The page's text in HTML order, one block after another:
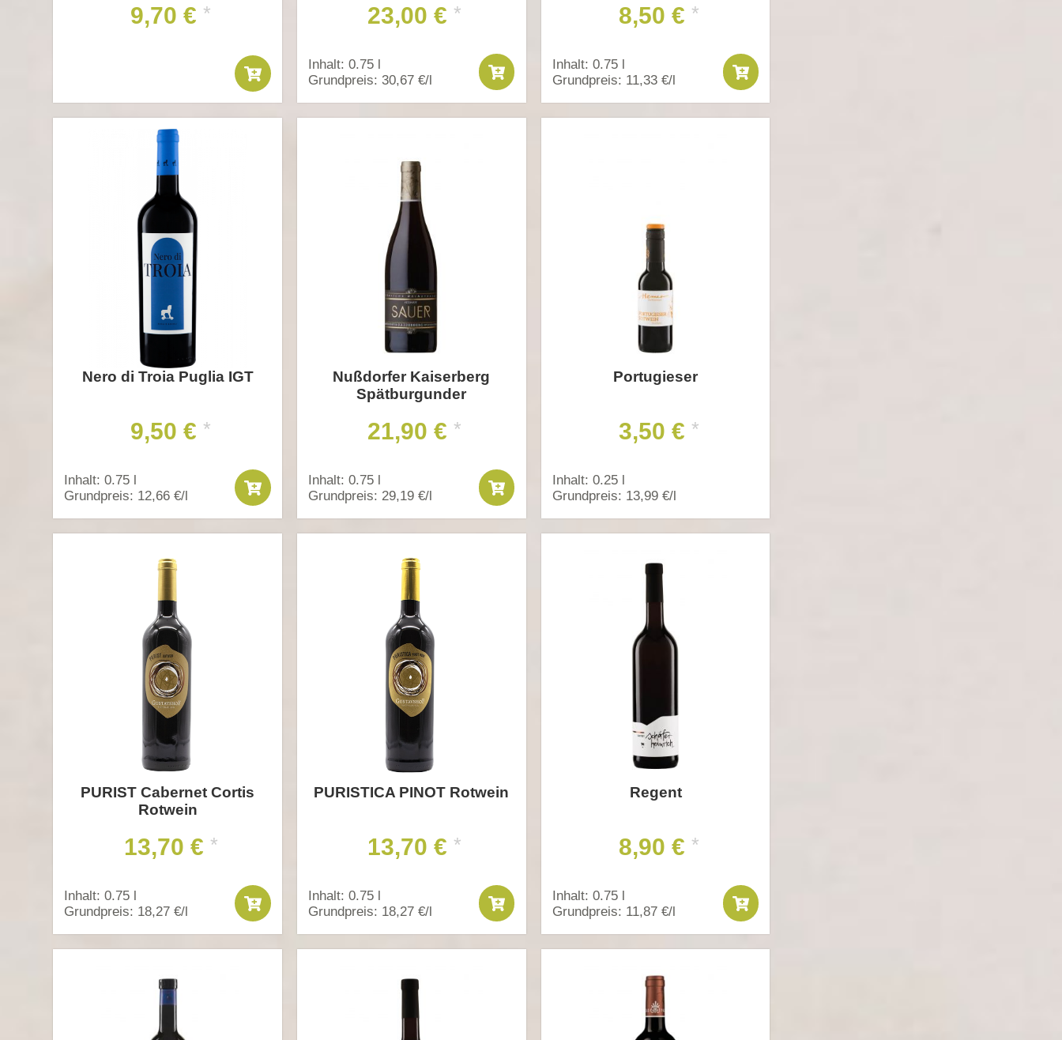
9,70 € * 23,00 € *
Inhalt: 0.75 l
Grundpreis: 30,67 €/l
8,50 € *
Inhalt: 0.75 l
Grundpreis: 11,33 €/l
Nero di Troia Puglia IGT
9,50 € *
Inhalt: 0.75 l
Grundpreis: 12,66 €/l
Nußdorfer Kaiserberg
Spätburgunder
21,90 € *
Inhalt: 0.75 l
Grundpreis: 29,19 €/l
Portugieser
3,50 € *
Inhalt: 0.25 l
Grundpreis: 13,99 €/l
PURIST Cabernet Cortis
Rotwein
13,70 € *
Inhalt: 0.75 l
Grundpreis: 18,27 €/l
PURISTICA PINOT Rotwein
13,70 € *
Inhalt: 0.75 l
Grundpreis: 18,27 €/l
Regent
8,90 € *
Inhalt: 0.75 l
Grundpreis: 11,87 €/l